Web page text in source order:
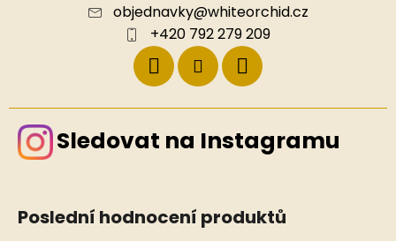
objednavky@whiteorchid.cz
+420 792 279 209
Sledovat na Instagramu
Poslední hodnocení produktů